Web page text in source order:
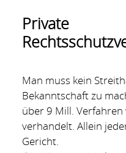
Private
Man muss kein
Bekanntschaft zu
über 9 Mill.
verhandelt. Allein
Gericht.